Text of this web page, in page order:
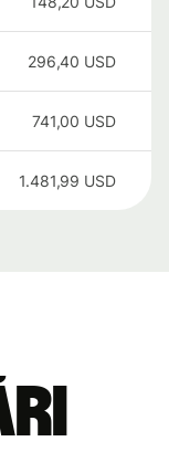
296,40 USD
741,00 USD
1.481,99 USD